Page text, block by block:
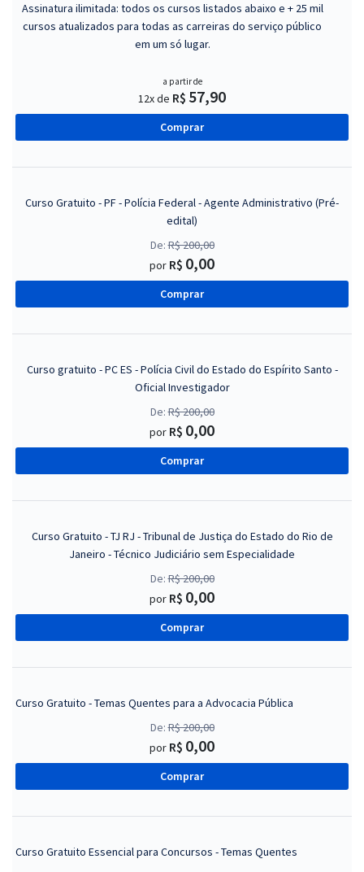
Assinatura ilimitada: todos os cursos listados abaixo e + 25 mil
cursos atualizados para todas as carreiras do serviço público
em um só lugar.
a partir de
12x de R$ 57,90
Comprar
Curso Gratuito - PF - Polícia Federal - Agente Administrativo (Pré-
edital)
De:R$ 200,00
por R$ 0,00
Comprar
Curso gratuito - PC ES - Polícia Civil do Estado do Espírito Santo -
Oficial Investigador
De:R$ 200,00
por R$ 0,00
Comprar
Curso Gratuito - TJ RJ - Tribunal de Justiça do Estado do Rio de
Janeiro - Técnico Judiciário sem Especialidade
De:R$ 200,00
por R$ 0,00
Comprar
Curso Gratuito - Temas Quentes para a Advocacia Pública
De:R$ 200,00
por R$ 0,00
Comprar
Curso Gratuito Essencial para Concursos - Temas Quentes